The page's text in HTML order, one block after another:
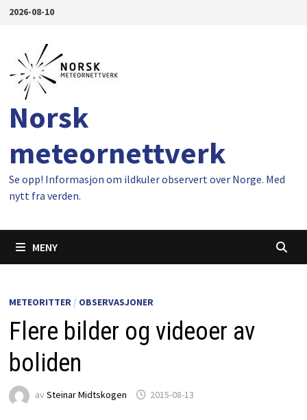
Gå2026-08-10
Norsk
meteornettverk
Se opp! Informasjon om ildkuler observert over Norge. Med
nytt fra verden.
MENY
METEORITTER/ OBSERVASJONER
Flere bilder og videoer av
boliden
av Steinar Midtskogen 2015-08-13